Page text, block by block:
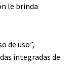
le brinda
de uso”,
integradas de